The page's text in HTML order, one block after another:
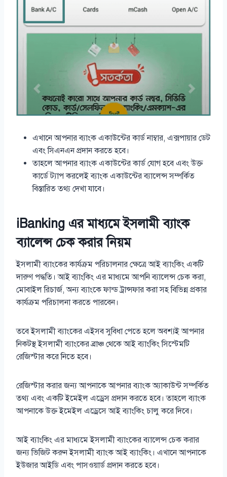
এখানে আপনার ব্যাংক একাউন্টের কার্ড নাম্বার, এক্সপায়ার ডেট
এবং সিএনএন প্রদান করতে হবে।
তাহলে আপনার ব্যাংক একাউন্টের কার্ড যোগ হবে এবং উক্ত
কার্ডে ট্যাপ করলেই ব্যাংক একাউন্টের ব্যালেন্স সম্পর্কিত
বিস্তারিত তথ্য দেখা যাবে।
iBanking এর মাধ্যমে ইসলামী ব্যাংক
ব্যালেন্স চেক করার নিয়ম
ইসলামী ব্যাংকের কার্যক্রম পরিচালনার ক্ষেত্রে আই ব্যাংকিং একটি
দারুণ পদ্ধতি। আই ব্যাংকিং এর মাধ্যমে আপনি ব্যালেন্স চেক করা,
মোবাইল রিচার্জ, অন্য ব্যাংকে ফান্ড ট্রান্সফার করা সহ বিভিন্ন প্রকার
কার্যক্রম পরিচালনা করতে পারবেন।
তবে ইসলামী ব্যাংকের এইসব সুবিধা পেতে হলে অবশ্যই আপনার
নিকটস্থ ইসলামী ব্যাংকের ব্রাঞ্চ থেকে আই ব্যাংকিং সিস্টেমটি
রেজিস্টার করে নিতে হবে।
রেজিস্টার করার জন্য আপনাকে আপনার ব্যাংক অ্যাকাউন্ট সম্পর্কিত
তথ্য এবং একটি ইমেইল এড্রেস প্রদান করতে হবে। তাহলে ব্যাংক
আপনাকে উক্ত ইমেইল এড্রেসে আই ব্যাংকিং চালু করে দিবে।
আই ব্যাংকিং এর মাধ্যমে ইসলামী ব্যাংকের ব্যালেন্স চেক করার
জন্য ভিজিট করুন ইসলামী ব্যাংক আই ব্যাংকিং। এখানে আপনাকে
ইউজার আইডি এবং পাসওয়ার্ড প্রদান করতে হবে।